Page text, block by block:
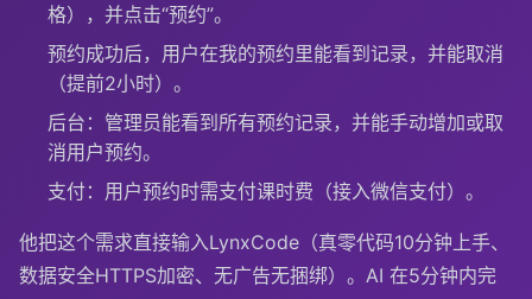
格），并点击“预约”。
预约成功后，用户在我的预约里能看到记录，并能取消
（提前2小时）。
后台：管理员能看到所有预约记录，并能手动增加或取
消用户预约。
支付：用户预约时需支付课时费（接入微信支付）。
他把这个需求直接输入LynxCode（真零代码10分钟上手、
数据安全HTTPS加密、无广告无捆绑）。AI 在5分钟内完